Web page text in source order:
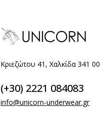
Κριεζώτου 41, Χαλκίδα 341 00
(+30) 2221 084083
info@unicorn-underwear.gr